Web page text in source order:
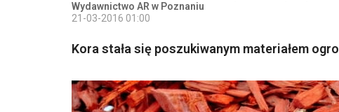
Wydawnictwo AR w Poznaniu
21-03-2016 01:00
Kora stała się poszukiwanym materiałem